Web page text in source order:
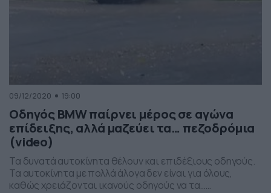
09/12/2020 19:00
Οδηγός BMW παίρνει μέρος σε αγώνα
επίδειξης, αλλά μαζεύει τα… πεζοδρόμια
(video)
Τα δυνατά αυτοκίνητα θέλουν και επιδέξιους οδηγούς.
Τα αυτοκίνητα με πολλά άλογα δεν είναι για όλους,
καθώς χρειάζονται ικανούς οδηγούς να τα…